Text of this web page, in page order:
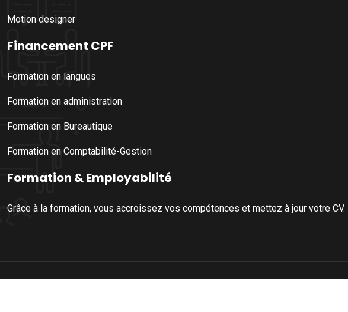
Motion designer
Financement CPF
Formation en langues
Formation en administration
Formation en Bureautique
Formation en Comptabilité-Gestion
Formation & Employabilité
Grâce à la formation, vous accroissez vos compétences et mettez à jour votre